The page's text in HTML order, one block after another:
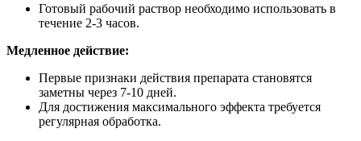
Готовый рабочий раствор необходимо использовать в
течение 2-3 часов.
Медленное действие:
Первые признаки действия препарата становятся
заметны через 7-10 дней.
Для достижения максимального эффекта требуется
регулярная обработка.